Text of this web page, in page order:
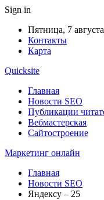
Sign in
Пятница, 7
Контакты
Карта
Quicksite
Главная
Новости SEO
Публикации
Вебмастерская
Сайтостроение
Маркетинг онлайн
Главная
Новости SEO
Яндексу – 25